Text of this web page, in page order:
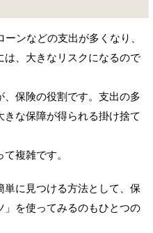
ンなどの支出が多くなり、
は、大きなリスクになるので
保険の役割です。支出の多
な保障が得られる掛け捨て
複雑です。
単に見つける方法として、保
」を使ってみるのもひとつの